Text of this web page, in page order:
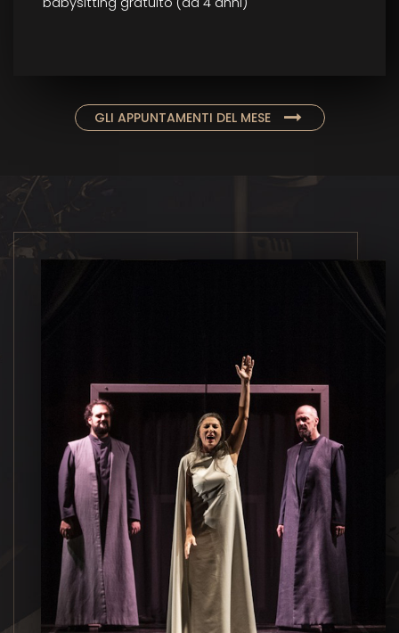
GLI APPUNTAMENTI DEL MESE